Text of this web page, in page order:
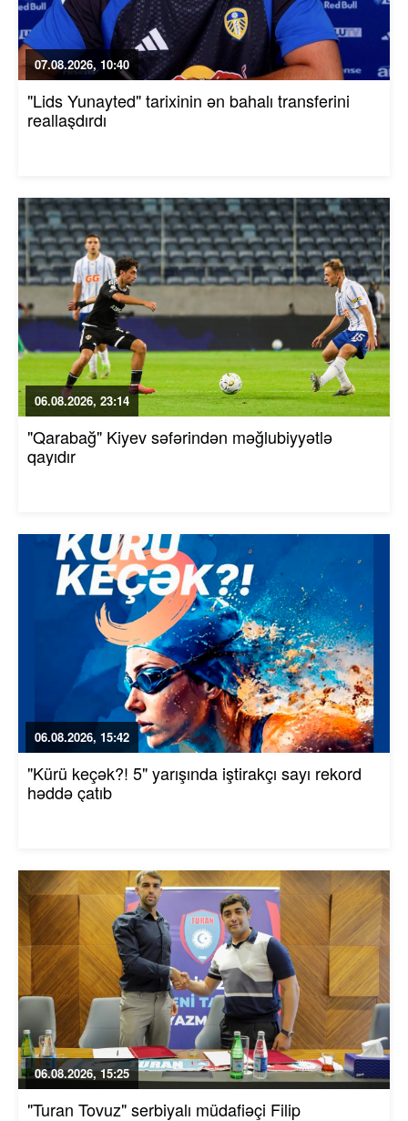
07.08.2026, 10:40
"Lids Yunayted" tarixinin ən bahalı transferini
reallaşdırdı
06.08.2026, 23:14
"Qarabağ" Kiyev səfərindən məğlubiyyətlə
qayıdır
06.08.2026, 15:42
"Kürü keçək?! 5" yarışında iştirakçı sayı rekord
həddə çatıb
06.08.2026, 15:25
"Turan Tovuz" serbiyalı müdafiəçi Filip